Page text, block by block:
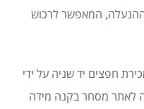
המאפשר לרכוש
חפצים יד שניה על ידי
לאתר מסחר בקנה מידה